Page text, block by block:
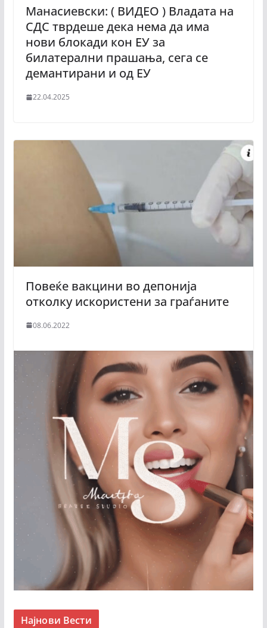
Манасиевски: ( ВИДЕО ) Владата на
СДС тврдеше дека нема да има
нови блокади кон ЕУ за
билатерални прашања, сега се
демантирани и од ЕУ
22.04.2025
Повеќе вакцини во депонија
отколку искористени за граѓаните
08.06.2022
Најнови Вести